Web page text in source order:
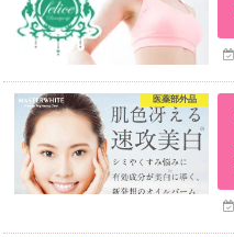
医薬部外品